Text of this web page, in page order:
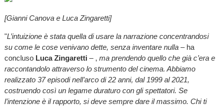
[Gianni Canova e Luca Zingaretti]
"L’intuizione è stata quella di usare la narrazione concentrandosi
su come le cose venivano dette, senza inventare nulla– ha
concluso Luca Zingaretti – , ma prendendo quello che già c’era e
raccontandolo attraverso lo strumento del cinema. Abbiamo
realizzato 37 episodi nell’arco di 22 anni, dal 1999 al 2021,
costruendo così un legame duraturo con gli spettatori. Se
l’intenzione è il rapporto, si deve sempre dare il massimo. Chi ti